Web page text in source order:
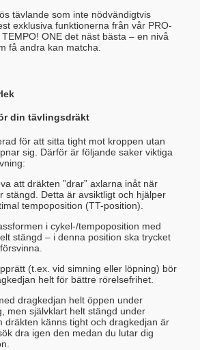
tävlande som inte nödvändigtvis
exklusiva funktionerna från vår PRO-
ONE det näst bästa – en nivå
få andra kan matcha.
din tävlingsdräkt
för att sitta tight mot kroppen utan
sig. Därför är följande saker viktiga
att dräkten ”drar” axlarna inåt när
stängd. Detta är avsiktligt och hjälper
tempoposition (TT-position).
i cykel-/tempoposition med
stängd – i denna position ska trycket
(t.ex. vid simning eller löpning) bör
helt för bättre rörelsefrihet.
dragkedjan helt öppen under
men självklart helt stängd under
dräkten känns tight och dragkedjan är
dra igen den medan du lutar dig